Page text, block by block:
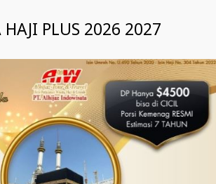
HAJI PLUS 2026 2027